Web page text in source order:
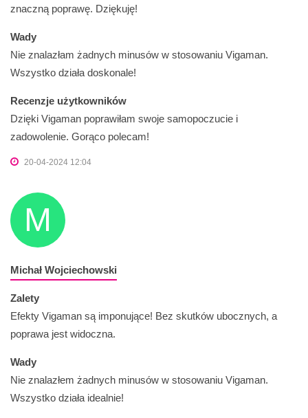
znaczną poprawę. Dziękuję!
Wady
Nie znalazłam żadnych minusów w stosowaniu Vigaman.
Wszystko działa doskonale!
Recenzje użytkowników
Dzięki Vigaman poprawiłam swoje samopoczucie i
zadowolenie. Gorąco polecam!
20-04-2024 12:04
M
Michał Wojciechowski
Zalety
Efekty Vigaman są imponujące! Bez skutków ubocznych, a
poprawa jest widoczna.
Wady
Nie znalazłem żadnych minusów w stosowaniu Vigaman.
Wszystko działa idealnie!